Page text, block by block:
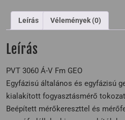
Leírás Vélemények (0)
Leírás
PVT 3060 Á-V Fm GEO
Egyfázisú általános és egyfázisú
kialakított fogyasztásmérő
Beépített mérőkereszttel és